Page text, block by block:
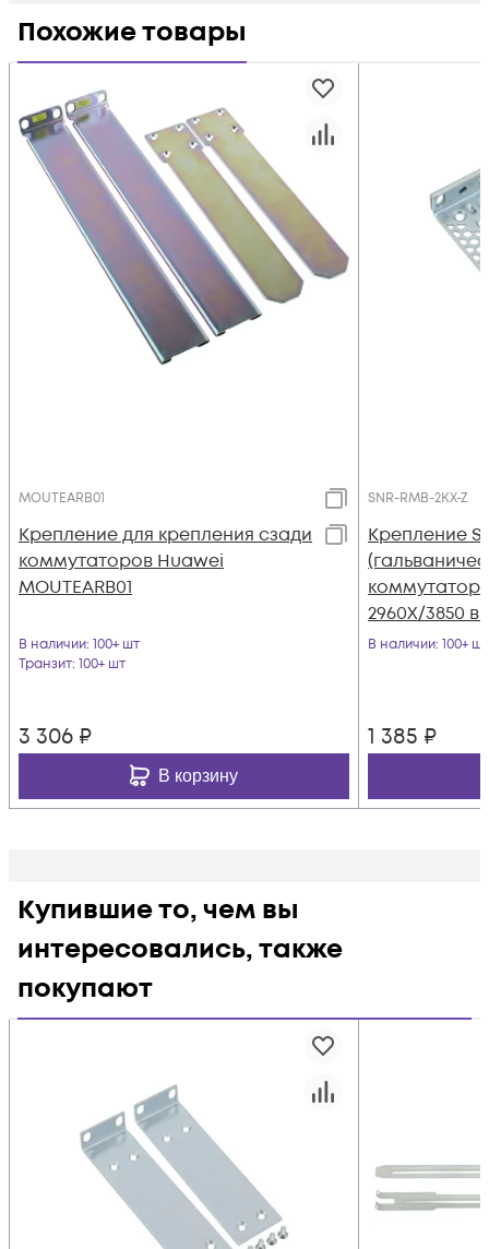
Похожие товары
MOUTEARB01
Крепление для крепления сзади
коммутаторов Huawei
MOUTEARB01
В наличии: 100+ шт
Транзит: 100+ шт
3 306 ₽
В корзину
SNR-RMB-2KX-Z
Крепление
2960X/3850 в
В наличии: 100+ шт
1 385 ₽
Купившие то, чем вы
интересовались, также
покупают